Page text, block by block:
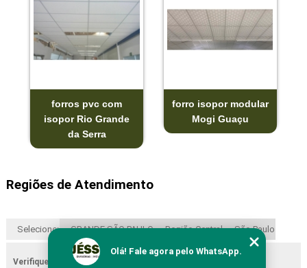
forros pvc com
isopor Rio Grande
da Serra
forro isopor modular
Mogi Guaçu
Regiões de Atendimento
Selecione: GRANDE SÃO PAULO Região Central São Paulo
Verifique as regiões que atendemos
Olá! Fale agora pelo WhatsApp.